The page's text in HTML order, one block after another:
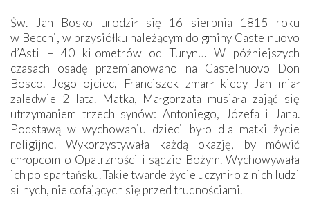
Św. Jan Bosko urodził się 16 sierpnia 1815 roku
w Becchi, w przysiółku należącym do gminy Castelnuovo
d’Asti – 40 kilometrów od Turynu. W późniejszych
czasach osadę przemianowano na Castelnuovo Don
Bosco. Jego ojciec, Franciszek zmarł kiedy Jan miał
zaledwie 2 lata. Matka, Małgorzata musiała zająć się
utrzymaniem trzech synów: Antoniego, Józefa i Jana.
Podstawą w wychowaniu dzieci było dla matki życie
religijne. Wykorzystywała każdą okazję, by mówić
chłopcom o Opatrzności i sądzie Bożym. Wychowywała
ich po spartańsku. Takie twarde życie uczyniło z nich ludzi
silnych, nie cofających się przed trudnościami.